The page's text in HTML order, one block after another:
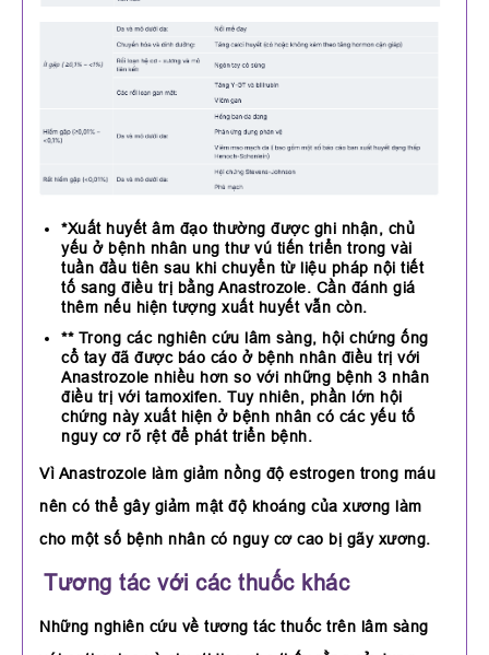
*Xuất huyết âm đạo thường được ghi nhận, chủ
yếu ở bệnh nhân ung thư vú tiến triển trong vài
tuần đầu tiên sau khi chuyển từ liệu pháp nội tiết
tố sang điều trị bằng Anastrozole. Cần đánh giá
thêm nếu hiện tượng xuất huyết vẫn còn.
** Trong các nghiên cứu lâm sàng, hội chứng ống
cổ tay đã được báo cáo ở bệnh nhân điều trị với
Anastrozole nhiều hơn so với những bệnh 3 nhân
điều trị với tamoxifen. Tuy nhiên, phần lớn hội
chứng này xuất hiện ở bệnh nhân có các yếu tố
nguy cơ rõ rệt để phát triển bệnh.
Vì Anastrozole làm giảm nồng độ estrogen trong máu
nên có thể gây giảm mật độ khoáng của xương làm
cho một số bệnh nhân có nguy cơ cao bị gãy xương.
Tương tác với các thuốc khác
Những nghiên cứu về tương tác thuốc trên lâm sàng